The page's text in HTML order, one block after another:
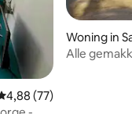
beoordeling
4,88 (77)
Woning in
Alle